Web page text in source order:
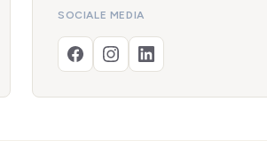
SOCIALE MEDIA